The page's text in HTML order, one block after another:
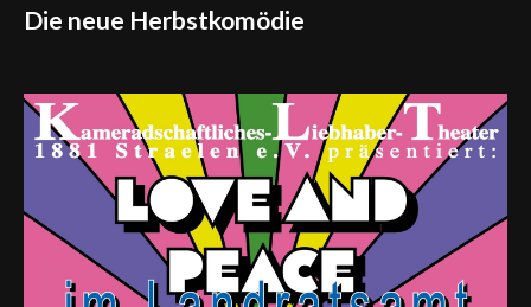
Die neue Herbstkomödie